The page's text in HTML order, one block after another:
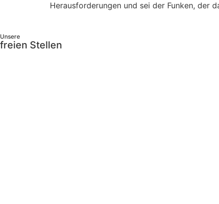
Herausforderungen und sei der Funken, der
Unsere
freien Stellen